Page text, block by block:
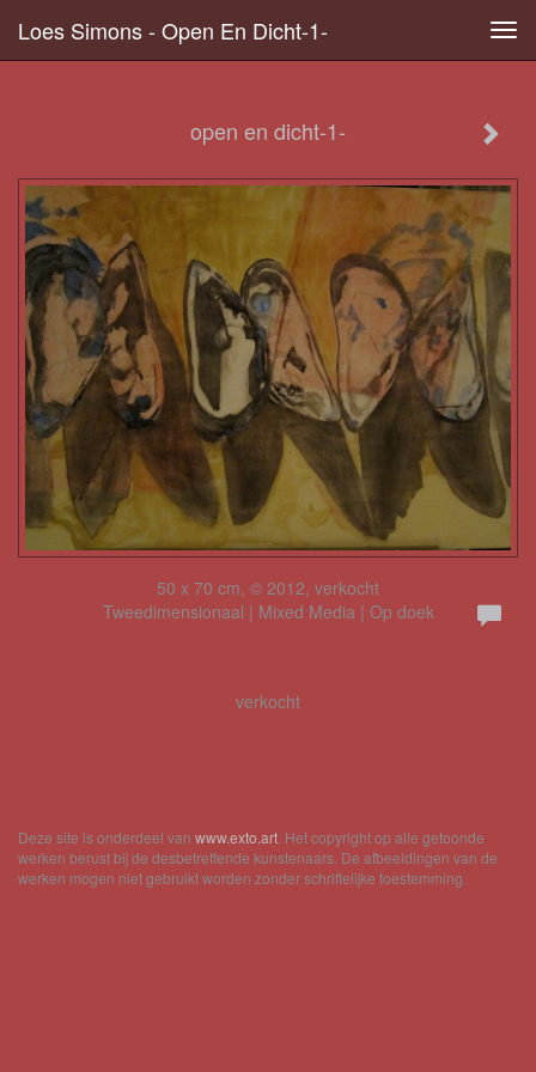
Loes Simons - Open En Dicht-1-
open en dicht-1-
50 x 70 cm, © 2012, verkocht
Tweedimensionaal | Mixed Media | Op doek
verkocht
Deze site is onderdeel van www.exto.art . Het copyright op alle getoonde
werken berust bij de desbetreffende kunstenaars. De afbeeldingen van de
werken mogen niet gebruikt worden zonder schriftelijke toestemming.